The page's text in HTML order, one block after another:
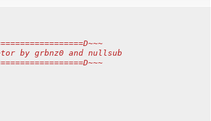
by grbnz0 and nullsub